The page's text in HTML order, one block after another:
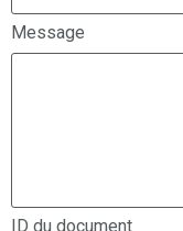
Message
ID du document